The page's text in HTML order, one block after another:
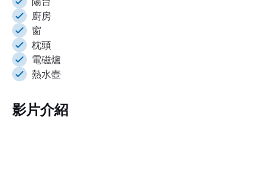
廚房
窗
枕頭
電磁爐
熱水壺
影片介紹